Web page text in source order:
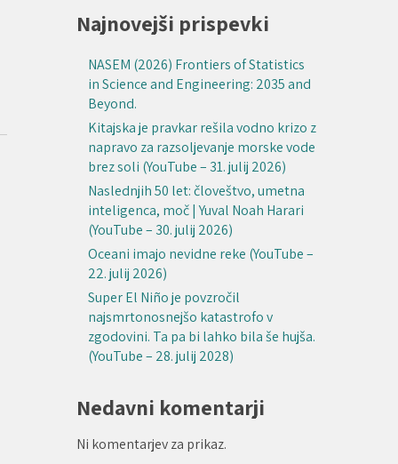
Najnovejši prispevki
NASEM (2026) Frontiers of Statistics
in Science and Engineering: 2035 and
Beyond.
Kitajska je pravkar rešila vodno krizo z
napravo za razsoljevanje morske vode
brez soli (YouTube – 31. julij 2026)
Naslednjih 50 let: človeštvo, umetna
inteligenca, moč | Yuval Noah Harari
(YouTube – 30. julij 2026)
Oceani imajo nevidne reke (YouTube –
22. julij 2026)
Super El Niño je povzročil
najsmrtonosnejšo katastrofo v
zgodovini. Ta pa bi lahko bila še hujša.
(YouTube – 28. julij 2028)
Nedavni komentarji
Ni komentarjev za prikaz.